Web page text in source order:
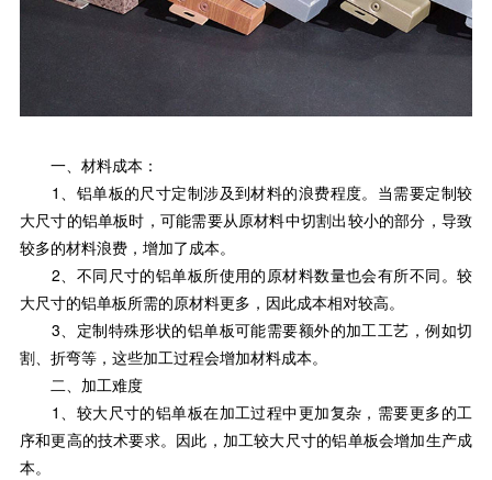
一、材料成本：
1、铝单板的尺寸定制涉及到材料的浪费程度。当需要定制较
大尺寸的铝单板时，可能需要从原材料中切割出较小的部分，导致
较多的材料浪费，增加了成本。
2、不同尺寸的铝单板所使用的原材料数量也会有所不同。较
大尺寸的铝单板所需的原材料更多，因此成本相对较高。
3、定制特殊形状的铝单板可能需要额外的加工工艺，例如切
割、折弯等，这些加工过程会增加材料成本。
二、加工难度
1、较大尺寸的铝单板在加工过程中更加复杂，需要更多的工
序和更高的技术要求。因此，加工较大尺寸的铝单板会增加生产成
本。